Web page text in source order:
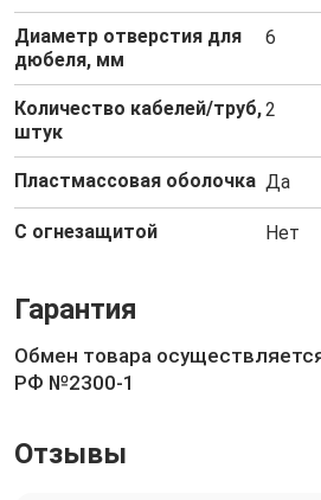
Диаметр отверстия для
дюбеля, мм
6
Количество кабелей/труб,
штук
2
Пластмассовая оболочка Да
С огнезащитой Нет
Гарантия
Обмен товара
РФ №2300-1
Отзывы